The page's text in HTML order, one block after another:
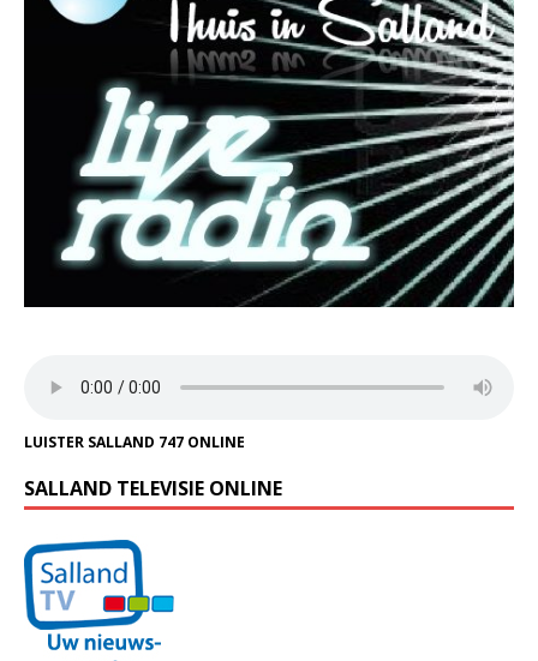
LUISTER SALLAND 747 ONLINE
SALLAND TELEVISIE ONLINE